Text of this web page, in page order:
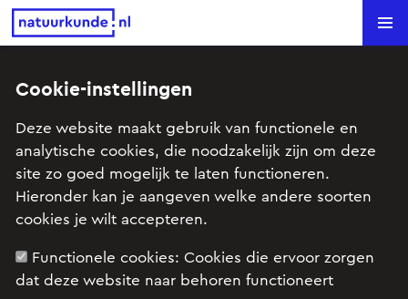
Natuurkunde.nl Search
Fietsdynamo (VWO 12 2007-II)
Onderwerp: Elektrische stroom, Inductie en
wisselstromen
Examenopgave natuurkunde 1,2 VWO, 2007
tijdvak 2: opgave 2
Cookie-instellingen
Deze website maakt gebruik van functionele en
analytische cookies, die noodzakelijk zijn om deze
site zo goed mogelijk te laten functioneren.
Hieronder kan je aangeven welke andere soorten
cookies je wilt accepteren.
Functionele cookies: Cookies die ervoor zorgen
dat deze website naar behoren functioneert